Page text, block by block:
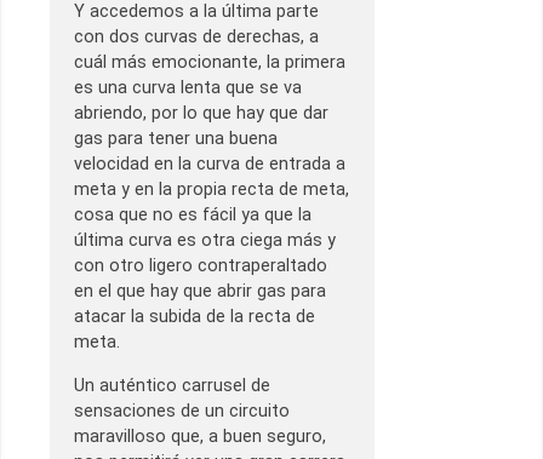
Y accedemos a la última parte
con dos curvas de derechas, a
cuál más emocionante, la primera
es una curva lenta que se va
abriendo, por lo que hay que dar
gas para tener una buena
velocidad en la curva de entrada a
meta y en la propia recta de meta,
cosa que no es fácil ya que la
última curva es otra ciega más y
con otro ligero contraperaltado
en el que hay que abrir gas para
atacar la subida de la recta de
meta.
Un auténtico carrusel de
sensaciones de un circuito
maravilloso que, a buen seguro,